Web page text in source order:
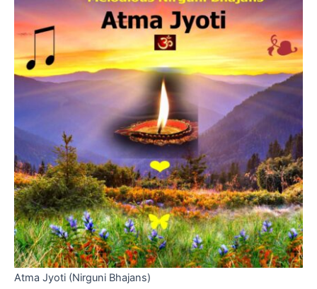
Atma Jyoti (Nirguni Bhajans)